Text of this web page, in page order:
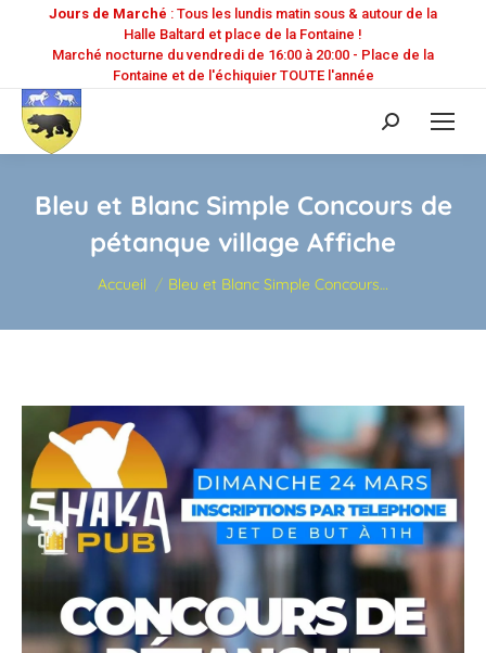
Jours de Marché : Tous les lundis matin sous & autour de la
Halle Baltard et place de la Fontaine !
Marché nocturne du vendredi de 16:00 à 20:00 - Place de la
Fontaine et de l'échiquier TOUTE l'année
Recherche
:
Bleu et Blanc Simple Concours de
pétanque village Affiche
Vous êtes ici :
Accueil Bleu et Blanc Simple Concours…